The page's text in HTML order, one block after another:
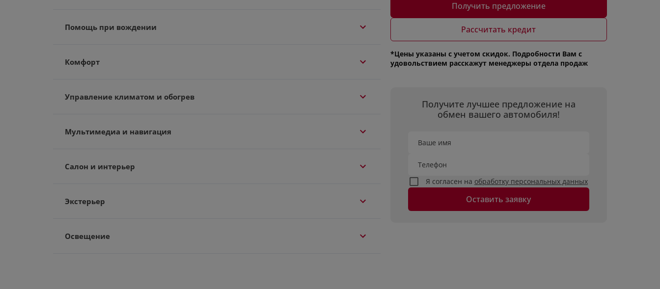
Помощь при вождении
Комфорт
Управление климатом и обогрев
Мультимедиа и навигация
Салон и интерьер
Экстерьер
Освещение
Получить предложение
Рассчитать кредит
*Цены указаны с учетом скидок. Подробности Вам с
удовольствием расскажут менеджеры отдела продаж
Получите лучшее предложение на
обмен вашего автомобиля!
Ваше имя
Телефон
Я согласен на обработку персональных данных
Оставить заявку